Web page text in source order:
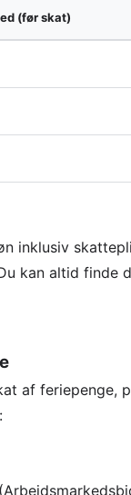
(før skat)
inklusiv
kan altid
af feriepenge,